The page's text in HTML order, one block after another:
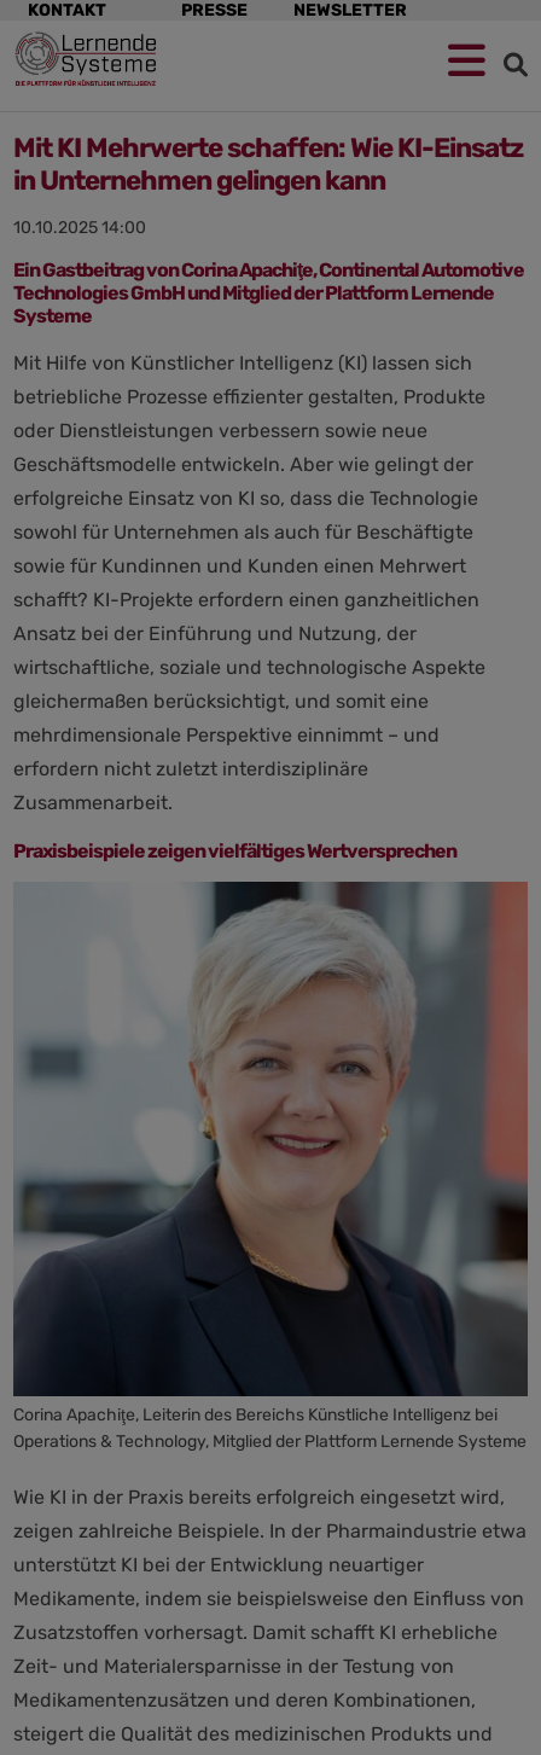
Navigation
überspringen
KONTAKT PRESSE NEWSLETTER
Mit KI Mehrwerte schaffen: Wie KI-Einsatz
in Unternehmen gelingen kann
10.10.2025 14:00
Ein Gastbeitrag von Corina Apachiţe, Continental Automotive
Technologies GmbH und Mitglied der Plattform Lernende
Systeme
Mit Hilfe von Künstlicher Intelligenz (KI) lassen sich
betriebliche Prozesse effizienter gestalten, Produkte
oder Dienstleistungen verbessern sowie neue
Geschäftsmodelle entwickeln. Aber wie gelingt der
erfolgreiche Einsatz von KI so, dass die Technologie
sowohl für Unternehmen als auch für Beschäftigte
sowie für Kundinnen und Kunden einen Mehrwert
schafft? KI-Projekte erfordern einen ganzheitlichen
Ansatz bei der Einführung und Nutzung, der
wirtschaftliche, soziale und technologische Aspekte
gleichermaßen berücksichtigt, und somit eine
mehrdimensionale Perspektive einnimmt – und
erfordern nicht zuletzt interdisziplinäre
Zusammenarbeit.
Praxisbeispiele zeigen vielfältiges Wertversprechen
Corina Apachiţe, Leiterin des Bereichs Künstliche Intelligenz bei
Operations & Technology, Mitglied der Plattform Lernende Systeme
Wie KI in der Praxis bereits erfolgreich eingesetzt wird,
zeigen zahlreiche Beispiele. In der Pharmaindustrie etwa
unterstützt KI bei der Entwicklung neuartiger
Medikamente, indem sie beispielsweise den Einfluss von
Zusatzstoffen vorhersagt. Damit schafft KI erhebliche
Zeit- und Materialersparnisse in der Testung von
Medikamentenzusätzen und deren Kombinationen,
steigert die Qualität des medizinischen Produkts und